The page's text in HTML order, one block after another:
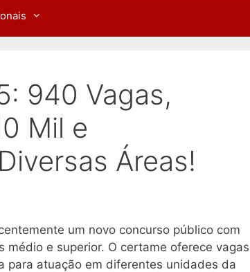
940 Vagas,
Mil e
Áreas!
um novo concurso público com
e superior. O certame oferece vagas
para atuação em diferentes unidades da